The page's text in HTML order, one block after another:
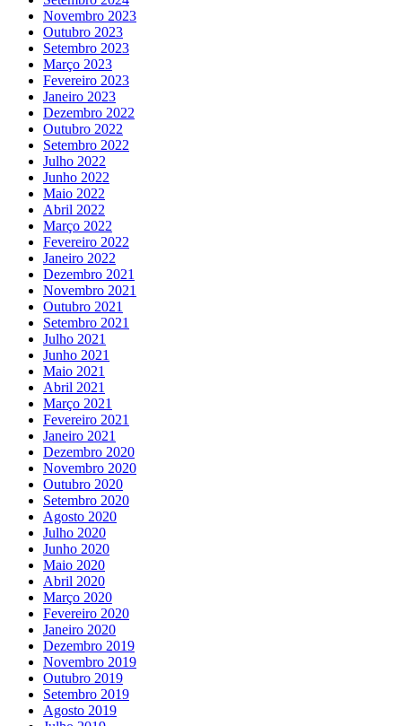
Novembro 2023
Outubro 2023
Setembro 2023
Março 2023
Fevereiro 2023
Janeiro 2023
Dezembro 2022
Outubro 2022
Setembro 2022
Julho 2022
Junho 2022
Maio 2022
Abril 2022
Março 2022
Fevereiro 2022
Janeiro 2022
Dezembro 2021
Novembro 2021
Outubro 2021
Setembro 2021
Julho 2021
Junho 2021
Maio 2021
Abril 2021
Março 2021
Fevereiro 2021
Janeiro 2021
Dezembro 2020
Novembro 2020
Outubro 2020
Setembro 2020
Agosto 2020
Julho 2020
Junho 2020
Maio 2020
Abril 2020
Março 2020
Fevereiro 2020
Janeiro 2020
Dezembro 2019
Novembro 2019
Outubro 2019
Setembro 2019
Agosto 2019